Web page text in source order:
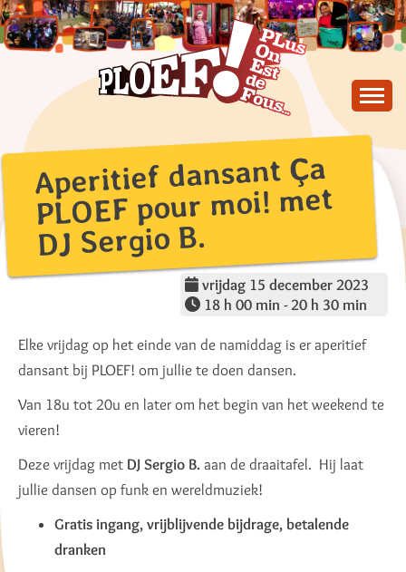
Skip
to
content
PLOEF!
Aperitief dansant Ça
PLOEF pour moi! met
DJ Sergio B.
vrijdag 15 december 2023
18 h 00 min - 20 h 30 min
Elke vrijdag op het einde van de namiddag is er aperitief
dansant bij PLOEF! om jullie te doen dansen.
Van 18u tot 20u en later om het begin van het weekend te
vieren!
Deze vrijdag met DJ Sergio B. aan de draaitafel. Hij laat
jullie dansen op funk en wereldmuziek!
Gratis ingang, vrijblijvende bijdrage, betalende
dranken